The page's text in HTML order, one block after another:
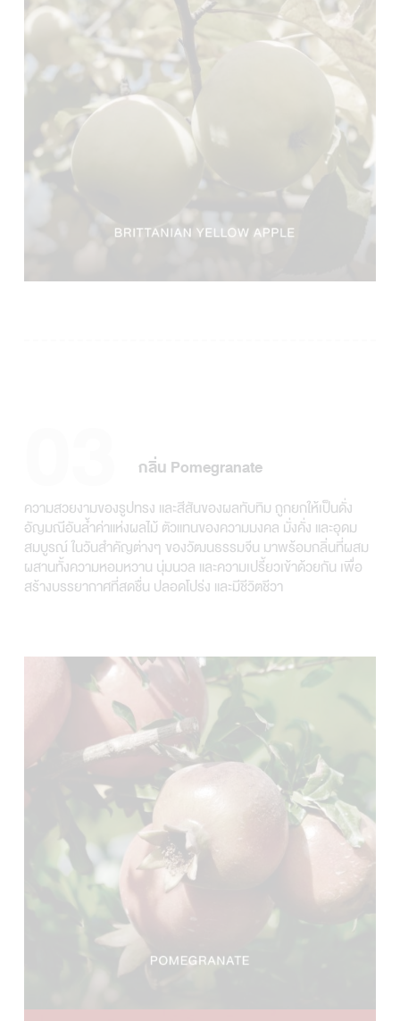
กลิ่น Pomegranate
ความสวยงามของรูปทรง และสีสันของผลทับทิม ถูกยกให้เป็นดั่ง
อัญมณีอันล้ำค่าแห่งผลไม้ ตัวแทนของความมงคล มั่งคั่ง และอุดม
สมบูรณ์ ในวันสำคัญต่างๆ ของวัฒนธรรมจีน มาพร้อมกลิ่นที่ผสม
ผสานทั้งความหอมหวาน นุ่มนวล และความเปรี้ยวเข้าด้วยกัน เพื่อ
สร้างบรรยากาศที่สดชื่น ปลอดโปร่ง และมีชีวิตชีวา